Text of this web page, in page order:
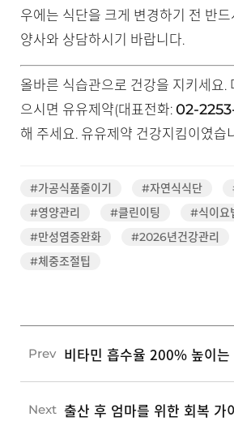
우에는 식단을 크게 변경하기 전 반
양사와 상담하시기 바랍니다.
올바른 식습관으로 건강을 지키세요.
으시면 유유제약(대표전화: 02-
해 주세요. 유유제약 건강지킴이였습
#가공식품줄이기 #자연식식단
#영양관리
#클린이팅
#식이요
#만성염증완화
#2026년건강관리
#체중조절팁
Prev
Next